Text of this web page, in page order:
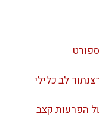
צנתור לב כלילי
הפרעות קצב